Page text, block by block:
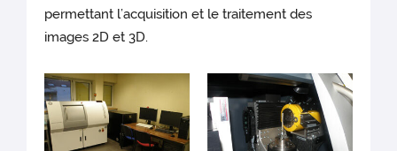
permettant l’acquisition et le traitement des
images 2D et 3D.